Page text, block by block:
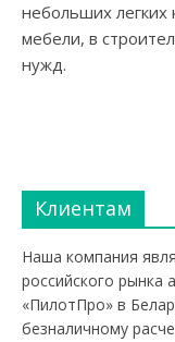
небольших легких
мебели, в
нужд.
Клиентам
Наша компания
российского
«ПилотПро» в
безналичному